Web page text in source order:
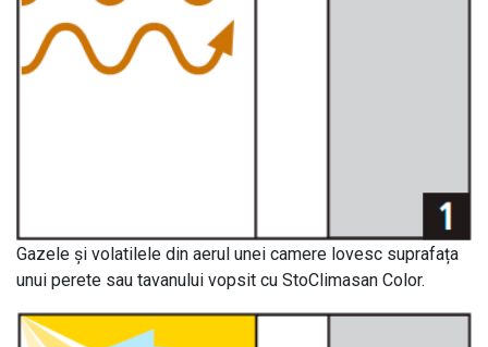
Gazele și volatilele din aerul unei camere lovesc suprafața
unui perete sau tavanului vopsit cu StoClimasan Color.